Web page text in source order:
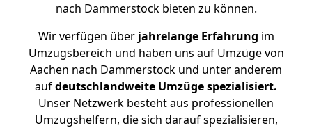
nach Dammerstock bieten zu können.
Wir verfügen überjahrelange Erfahrung im
Umzugsbereich und haben uns auf Umzüge von
Aachen nach Dammerstock und unter anderem
aufdeutschlandweite Umzüge spezialisiert.
Unser Netzwerk besteht aus professionellen
Umzugshelfern, die sich darauf spezialisieren,